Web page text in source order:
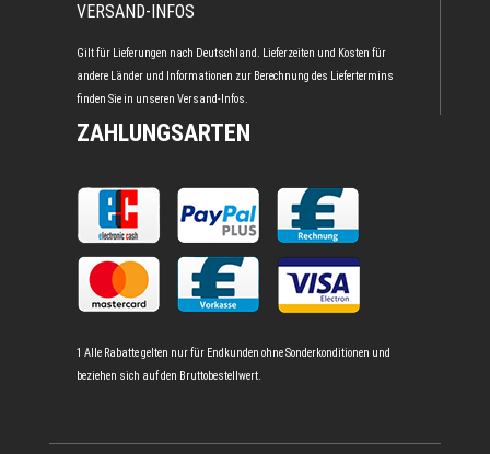
VERSAND-INFOS
Gilt für Lieferungen nach Deutschland. Lieferzeiten und Kosten für
andere Länder und Informationen zur Berechnung des Liefertermins
finden Sie in unseren Versand-Infos.
ZAHLUNGSARTEN
1 Alle Rabatte gelten nur für Endkunden ohne Sonderkonditionen und
beziehen sich auf den Bruttobestellwert.